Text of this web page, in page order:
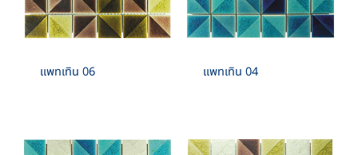
แพทเทิน 06 แพทเทิน 04